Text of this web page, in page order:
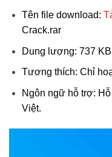
Tên file download:
Crack.rar
Dung lượng: 737 KB
Tương thích: Chỉ
Ngôn ngữ hỗ trợ:
Việt.